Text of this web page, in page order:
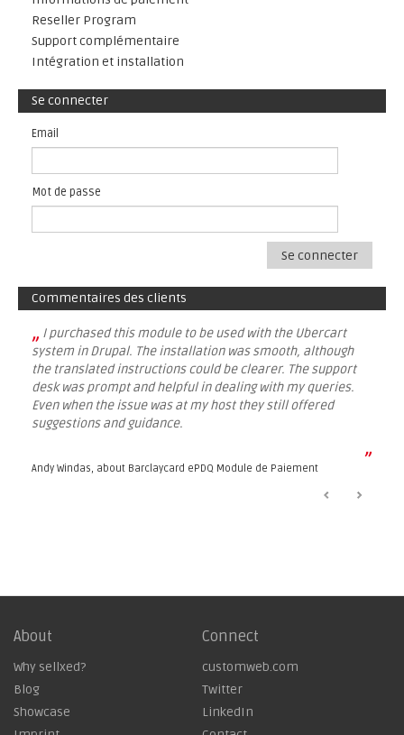
Reseller Program
Support complémentaire
Intégration et installation
Se connecter
Email
Mot de passe
Se connecter
Commentaires des clients
„ I purchased this module to be used with the Ubercart
system in Drupal. The installation was smooth, although
the translated instructions could be clearer. The support
desk was prompt and helpful in dealing with my queries.
Even when the issue was at my host they still offered
suggestions and guidance.
”
Andy Windas, about Barclaycard ePDQ Module de Paiement
About
Why sellxed?
Blog
Showcase
Connect
customweb.com
Twitter
LinkedIn